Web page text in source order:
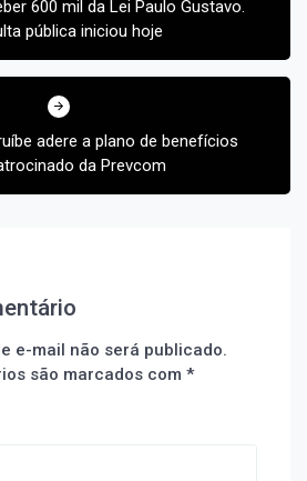
pública iniciou hoje
adere a plano de benefícios
da Prevcom
e-mail não será publicado.
são marcados com *